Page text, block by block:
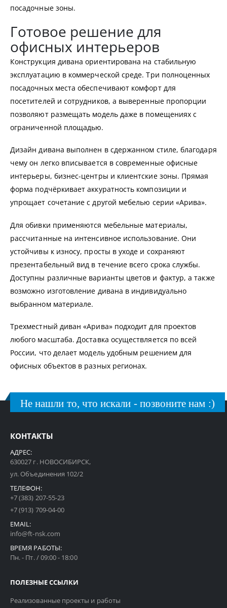
посадочные зоны.
Готовое решение для
офисных интерьеров
Конструкция дивана ориентирована на стабильную
эксплуатацию в коммерческой среде. Три полноценных
посадочных места обеспечивают комфорт для
посетителей и сотрудников, а выверенные пропорции
позволяют размещать модель даже в помещениях с
ограниченной площадью.
Дизайн дивана выполнен в сдержанном стиле, благодаря
чему он легко вписывается в современные офисные
интерьеры, бизнес-центры и клиентские зоны. Прямая
форма подчёркивает аккуратность композиции и
упрощает сочетание с другой мебелью серии «Арива».
Для обивки применяются мебельные материалы,
рассчитанные на интенсивное использование. Они
устойчивы к износу, просты в уходе и сохраняют
презентабельный вид в течение всего срока службы.
Доступны различные варианты цветов и фактур, а также
возможно изготовление дивана в индивидуально
выбранном материале.
Трехместный диван «Арива» подходит для проектов
любого масштаба. Доставка осуществляется по всей
России, что делает модель удобным решением для
офисных объектов в разных регионах.
Не нашли то, что искали - позвоните нам :)
КОНТАКТЫ
АДРЕС:
630027 г. НОВОСИБИРСК,
ул. Объединения 102/2
ТЕЛЕФОН:
+7 (383) 207-55-23
+7 (913) 709-04-00
EMAIL:
info@ft-nsk.com
ВРЕМЯ РАБОТЫ:
Пн. - Пт. / 09:00 - 18:00
ПОЛЕЗНЫЕ ССЫЛКИ
Реализованные проекты и работы